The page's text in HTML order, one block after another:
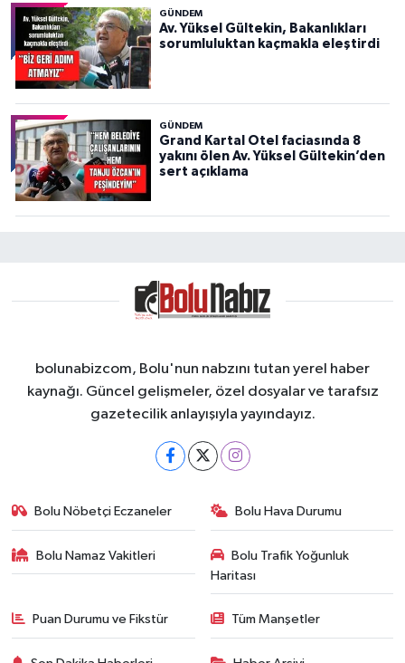
GÜNDEM
Av. Yüksel Gültekin, Bakanlıkları
sorumluluktan kaçmakla eleştirdi
GÜNDEM
Grand Kartal Otel faciasında 8
yakını ölen Av. Yüksel Gültekin’den
sert açıklama
bolunabizcom, Bolu'nun nabzını tutan yerel haber
kaynağı. Güncel gelişmeler, özel dosyalar ve tarafsız
gazetecilik anlayışıyla yayındayız.
Bolu Nöbetçi Eczaneler Bolu Hava Durumu
Bolu Namaz Vakitleri
Bolu Trafik Yoğunluk
Haritası
Puan Durumu ve Fikstür Tüm Manşetler